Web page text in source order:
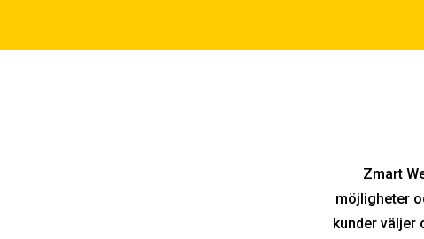
Zmart
möjligheter
kunder väljer